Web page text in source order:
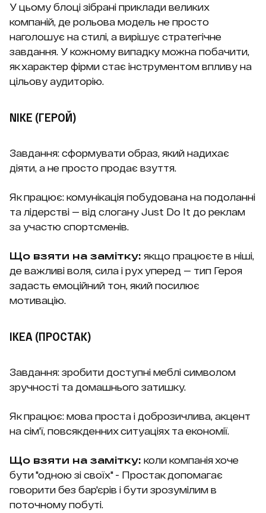
У цьому блоці зібрані приклади великих
компаній, де рольова модель не просто
наголошує на стилі, а вирішує стратегічне
завдання. У кожному випадку можна побачити,
як характер фірми стає інструментом впливу на
цільову аудиторію.
NIKE (ГЕРОЙ)
Завдання: сформувати образ, який надихає
діяти, а не просто продає взуття.
Як працює: комунікація побудована на подоланні
та лідерстві — від слогану Just Do It до реклам
за участю спортсменів.
Що взяти на замітку: якщо працюєте в ніші,
де важливі воля, сила і рух уперед — тип Героя
задасть емоційний тон, який посилює
мотивацію.
IKEA (ПРОСТАК)
Завдання: зробити доступні меблі символом
зручності та домашнього затишку.
Як працює: мова проста і доброзичлива, акцент
на сім'ї, повсякденних ситуаціях та економії.
Що взяти на замітку: коли компанія хоче
бути "одною зі своїх" - Простак допомагає
говорити без бар'єрів і бути зрозумілим в
поточному побуті.